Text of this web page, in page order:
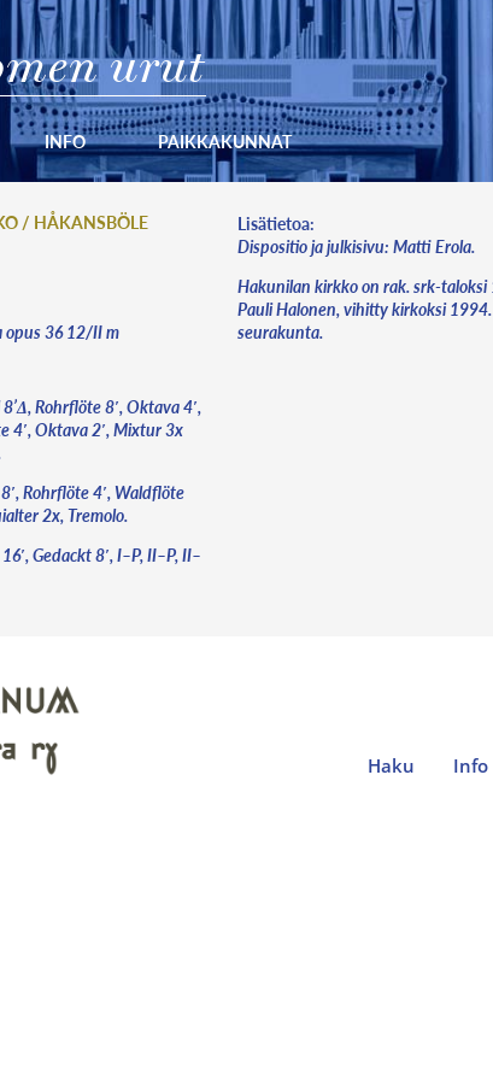
urut
INFO PAIKKAKUNNAT
/ HÅKANSBÖLE
opus 36 12/II m
Rohrflöte 8′, Oktava 4′,
4′, Oktava 2′, Mixtur 3x
Rohrflöte 4′, Waldflöte
2x, Tremolo.
Gedackt 8′, I–P, II–P, II–
Lisätietoa:
Dispositio ja julkisivu: Matti Erola.
Hakunilan kirkko on rak. srk-
Pauli Halonen, vihitty kirkoksi
seurakunta.
Haku Info